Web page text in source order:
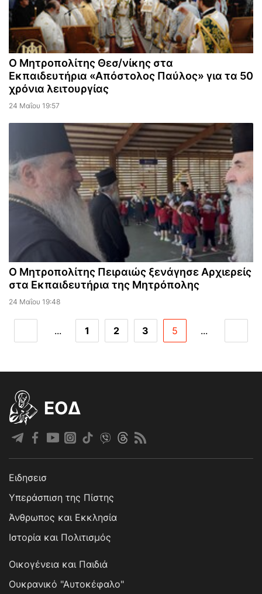
Ο Μητροπολίτης Θεσ/νίκης στα
Εκπαιδευτήρια «Απόστολος Παύλος» για τα 50
χρόνια λειτουργίας
24 Μαΐου 19:57
O Μητροπολίτης Πειραιώς ξενάγησε Aρχιερείς
στα Εκπαιδευτήρια της Μητρόπολης
24 Μαΐου 19:48
... 1 2 3 5 ...
EOΔ
Ειδησεισ
Υπεράσπιση της Πίστης
Άνθρωπος και Εκκλησία
Ιστορία και Πολιτισμός
Οικογένεια και Παιδιά
Ουκρανικό "Αυτοκέφαλο"